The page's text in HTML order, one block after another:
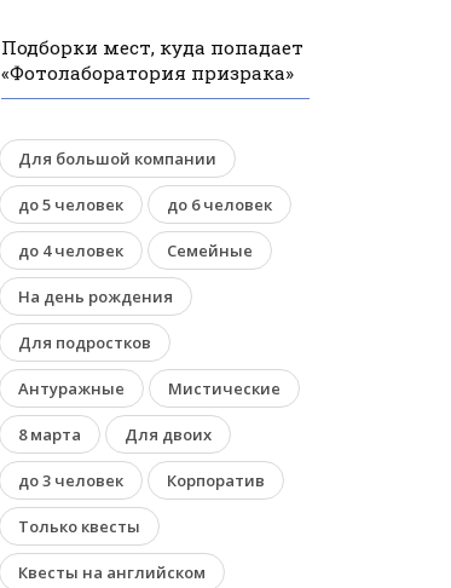
Подборки мест, куда попадает
«Фотолаборатория призрака»
Для большой компании
до 5 человек до 6 человек
до 4 человек Семейные
На день рождения
Для подростков
Антуражные Мистические
8 марта Для двоих
до 3 человек Корпоратив
Только квесты
Квесты на английском